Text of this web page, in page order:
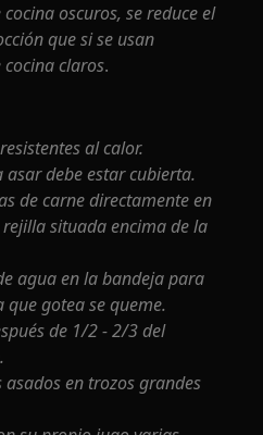
oscuros, se reduce el
que si se usan
claros.
al calor.
debe estar cubierta.
de carne directamente en
situada encima de la
agua en la bandeja para
gotea se queme.
de 1/2 - 2/3 del
asados en trozos grandes